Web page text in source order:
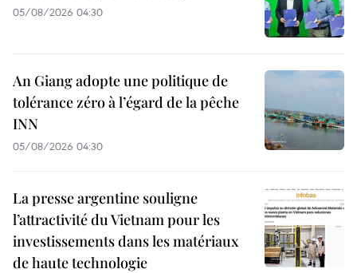
05/08/2026 04:30
An Giang adopte une politique de
tolérance zéro à l’égard de la pêche
INN
05/08/2026 04:30
La presse argentine souligne
l’attractivité du Vietnam pour les
investissements dans les matériaux
de haute technologie